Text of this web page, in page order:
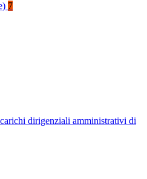
7
dirigenziali amministrativi di